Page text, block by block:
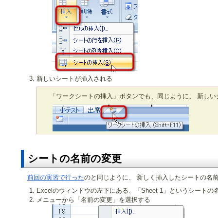
新しいシートが挿入される
「ワークシートの挿入」ボタンでも、同じように、 新し
シートの名前の変更
前回の実習で行ったのと同じように、 新しく挿入したシートの名
Excelのウィンドウの左下にある、「Sheet 1」というシートの
メニューから「名前の変更」を選択する